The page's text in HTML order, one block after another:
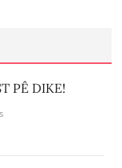
PÊ DIKE!